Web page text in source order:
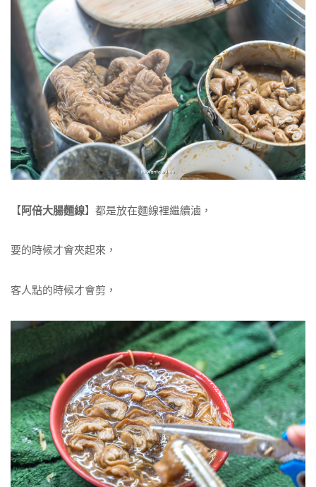
【阿倍大腸麵線】都是放在麵線裡繼續滷，
要的時候才會夾起來，
客人點的時候才會剪，